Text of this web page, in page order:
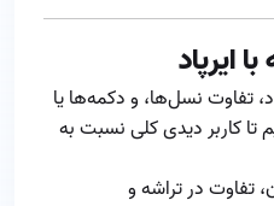
تفاوت نسل‌ها، و دکمه‌ها یا
کاربر دیدی کلی نسبت به
یکسان، تفاوت در تراشه و